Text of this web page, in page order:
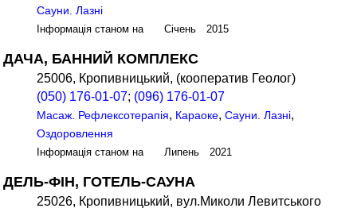
Сауни. Лазні
Інформація станом на Січень 2015
ДАЧА, БАННИЙ КОМПЛЕКС
25006, Кропивницький, (кооператив Геолог)
(050) 176-01-07; (096) 176-01-07
Масаж. Рефлексотерапія, Караоке,Сауни. Лазні,
Оздоровлення
Інформація станом на Липень 2021
ДЕЛЬ-ФІН, ГОТЕЛЬ-САУНА
25026, Кропивницький, вул.Миколи Левитського